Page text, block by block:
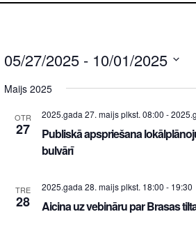
05/27/2025 - 10/01/2025
date.
Maijs 2025
OTR
27
2025.gada 27. maijs plkst. 08:00 -
Publiskā apspriešana
bulvārī
TRE
28
2025.gada 28. maijs plkst. 18:00 - 19:30
Aicina uz vebināru par Brasas